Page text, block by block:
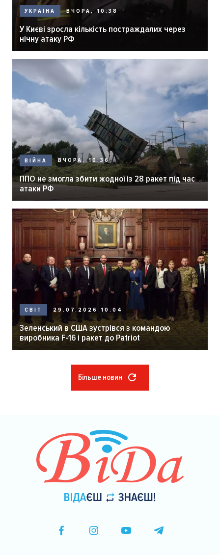
УКРАЇНА ВЧОРА, 10:38
У Києві зросла кількість постраждалих через
нічну атаку РФ
ВІЙНА ВЧОРА, 10:36
ППО не змогла збити жодної із 28 ракет під час
атаки РФ
СВІТ 29.07.2026 10:04
Зеленський в США зустрівся з командою
виробника F-16 і ракет до Patriot
Більше новин